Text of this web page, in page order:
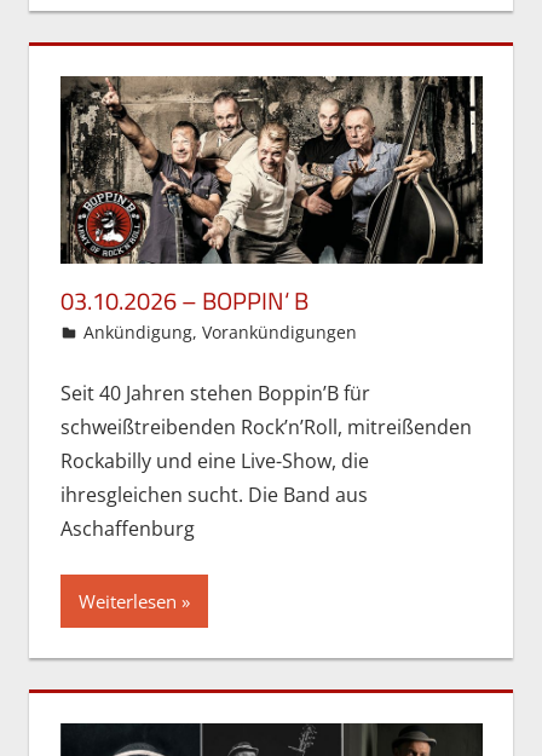
03.10.2026 – BOPPIN‘ B
29. Mai 2026
Gordon Ohlendorf
Ankündigung,Vorankündigungen
Seit 40 Jahren stehen Boppin’B für
schweißtreibenden Rock’n’Roll, mitreißenden
Rockabilly und eine Live-Show, die
ihresgleichen sucht. Die Band aus
Aschaffenburg
Weiterlesen